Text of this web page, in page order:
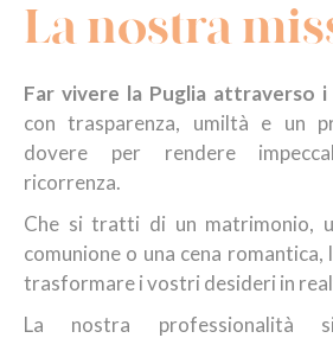
La nostra
Far vivere la Puglia attraverso i
con trasparenza, umiltà e un
dovere per rendere
ricorrenza.
Che si tratti di un matrimonio,
comunione o una cena
trasformare i vostri desideri in
La nostra professionalità